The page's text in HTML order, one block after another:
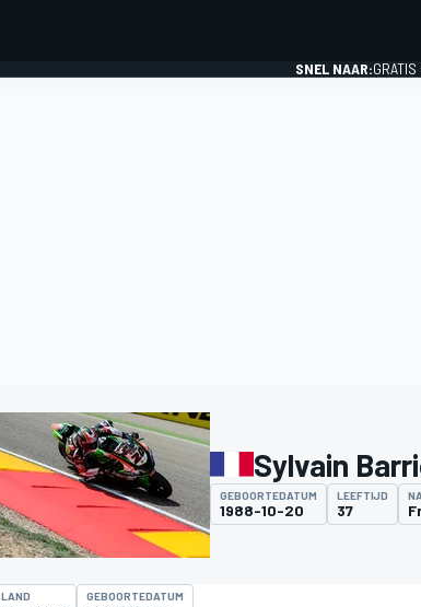
SNEL NAAR:GRATIS
Sylvain
GEBOORTEDATUM
1988-10-20
LEEFTIJD
37
LAND GEBOORTEDATUM